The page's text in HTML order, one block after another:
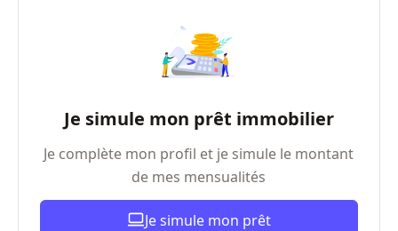
Je simule mon prêt immobilier
Je complète mon profil et je simule le montant
de mes mensualités
Je simule mon prêt